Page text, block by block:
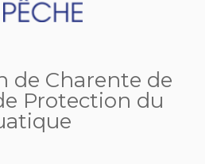
de Charente de
Protection du